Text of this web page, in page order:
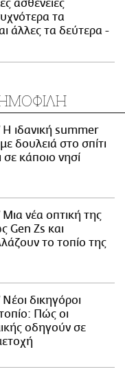
ασθένειες
τα
άλλες τα δεύτερα -
Η ιδανική summer
δουλειά στο σπίτι
σε κάποιο νησί
Μια νέα οπτική της
Gen Zs και
το τοπίο της
Νέοι δικηγόροι
Πώς οι
οδηγούν σε